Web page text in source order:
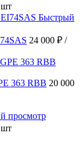
Быстрый
24 000 ₽ /
363 RBB 20 000
просмотр